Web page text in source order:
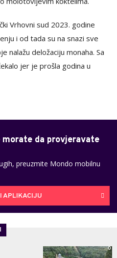
Vrhovni sud 2023. godine
i od tada su na snazi sve
nalažu deložaciju monaha. Sa
jer je prošla godina u
da provjeravate
preuzmite Mondo mobilnu
APLIKACIJU
0